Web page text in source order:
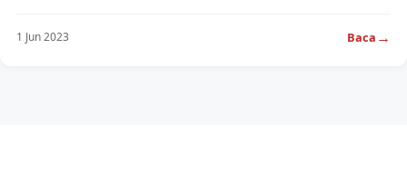
1 Jun 2023 Baca →